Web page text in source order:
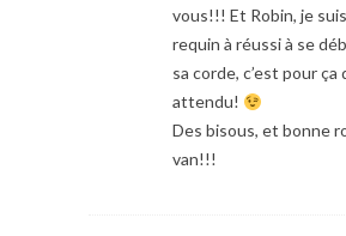
vous!!! Et Robin, je
requin à réussi à se
sa corde, c’est pour ça
attendu!
Des bisous, et bonne
van!!!